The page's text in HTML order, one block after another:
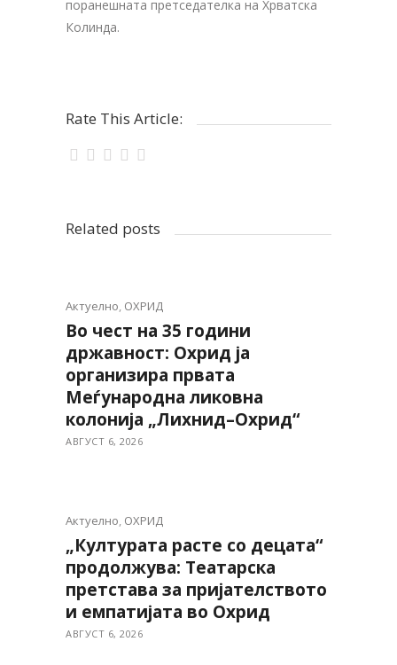
поранешната претседателка на Хрватска
Колинда.
Rate This Article:
Related posts
Актуелно, ОХРИД
Во чест на 35 години
државност: Охрид ја
организира првата
Меѓународна ликовна
колонија „Лихнид–Охрид“
АВГУСТ 6, 2026
Актуелно, ОХРИД
„Културата расте со децата“
продолжува: Театарска
претстава за пријателството
и емпатијата во Охрид
АВГУСТ 6, 2026